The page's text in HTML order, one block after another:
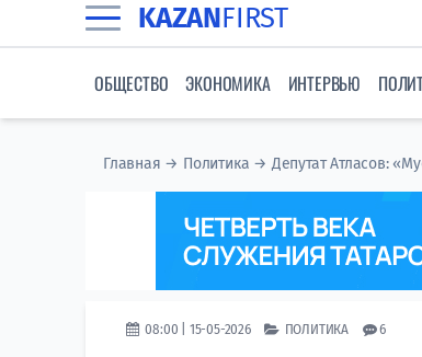
KAZANFIRST
ОБЩЕСТВО ЭКОНОМИКА ИНТЕРВЬЮ
Главная → Политика → Депутат Атласов:
08:00 | 15-05-2026 ПОЛИТИКА 6